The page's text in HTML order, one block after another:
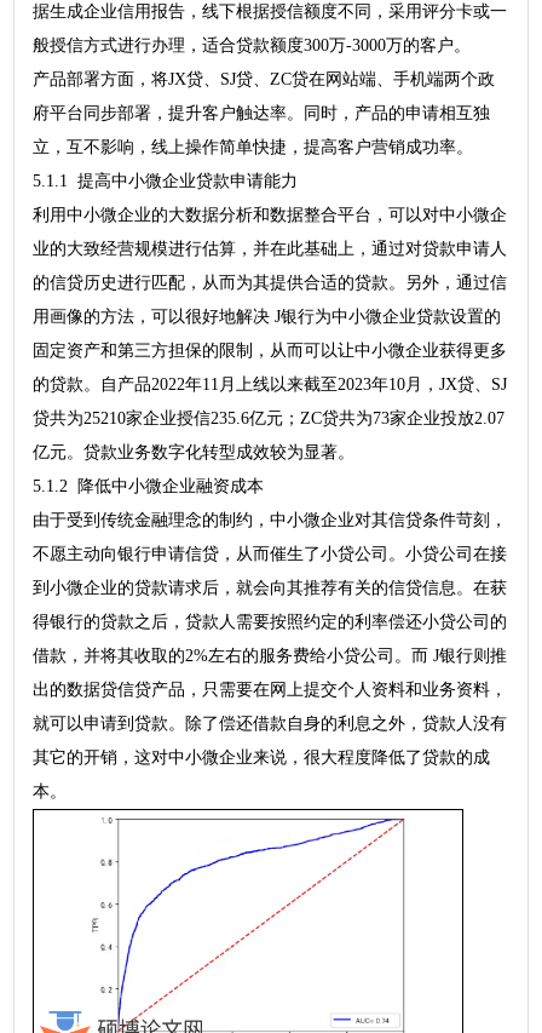
据生成企业信用报告，线下根据授信额度不同，采用评分卡或一
般授信方式进行办理，适合贷款额度300万-3000万的客户。
产品部署方面，将JX贷、SJ贷、ZC贷在网站端、手机端两个政
府平台同步部署，提升客户触达率。同时，产品的申请相互独
立，互不影响，线上操作简单快捷，提高客户营销成功率。
5.1.1 提高中小微企业贷款申请能力
利用中小微企业的大数据分析和数据整合平台，可以对中小微企
业的大致经营规模进行估算，并在此基础上，通过对贷款申请人
的信贷历史进行匹配，从而为其提供合适的贷款。另外，通过信
用画像的方法，可以很好地解决 J银行为中小微企业贷款设置的
固定资产和第三方担保的限制，从而可以让中小微企业获得更多
的贷款。自产品2022年11月上线以来截至2023年10月，JX贷、SJ
贷共为25210家企业授信235.6亿元；ZC贷共为73家企业投放2.07
亿元。贷款业务数字化转型成效较为显著。
5.1.2 降低中小微企业融资成本
由于受到传统金融理念的制约，中小微企业对其信贷条件苛刻，
不愿主动向银行申请信贷，从而催生了小贷公司。小贷公司在接
到小微企业的贷款请求后，就会向其推荐有关的信贷信息。在获
得银行的贷款之后，贷款人需要按照约定的利率偿还小贷公司的
借款，并将其收取的2%左右的服务费给小贷公司。而 J银行则推
出的数据贷信贷产品，只需要在网上提交个人资料和业务资料，
就可以申请到贷款。除了偿还借款自身的利息之外，贷款人没有
其它的开销，这对中小微企业来说，很大程度降低了贷款的成
本。